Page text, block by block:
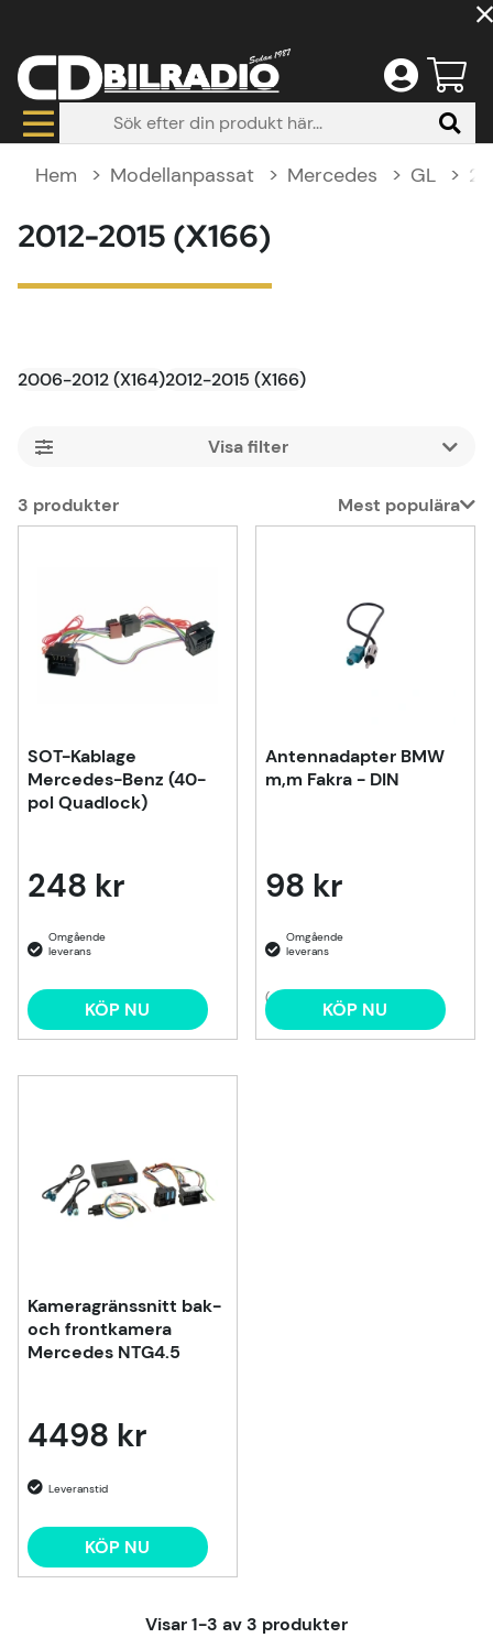
Hem Modellanpassat Mercedes GL
2012-2015 (X166)
2006-2012 (X164)2012-2015 (X166)
Filtrera
3 produkter
Mest populära
SOT-Kablage
Mercedes-Benz (40-
pol Quadlock)
248 kr
KÖP NU
Antennadapter BMW
m,m Fakra - DIN
98 kr
(4) KÖP NU
Kameragränssnitt bak-
och frontkamera
Mercedes NTG4.5
4498 kr
KÖP NU
Visar1-3 av3 produkter